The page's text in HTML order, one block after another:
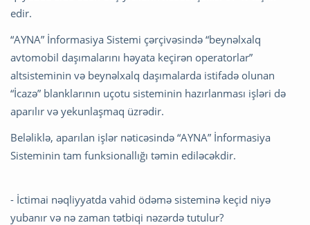
edir.
“AYNA” İnformasiya Sistemi çərçivəsində “beynəlxalq
avtomobil daşımalarını həyata keçirən operatorlar”
altsisteminin və beynəlxalq daşımalarda istifadə olunan
“İcazə” blanklarının uçotu sisteminin hazırlanması işləri də
aparılır və yekunlaşmaq üzrədir.
Beləliklə, aparılan işlər nəticəsində “AYNA” İnformasiya
Sisteminin tam funksionallığı təmin ediləcəkdir.
- İctimai nəqliyyatda vahid ödəmə sisteminə keçid niyə
yubanır və nə zaman tətbiqi nəzərdə tutulur?